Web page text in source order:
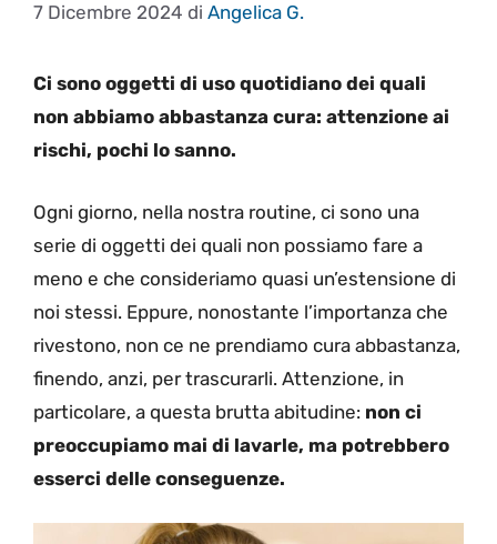
7 Dicembre 2024 di Angelica G.
Ci sono oggetti di uso quotidiano dei quali
non abbiamo abbastanza cura: attenzione ai
rischi, pochi lo sanno.
Ogni giorno, nella nostra routine, ci sono una
serie di oggetti dei quali non possiamo fare a
meno e che consideriamo quasi un’estensione di
noi stessi. Eppure, nonostante l’importanza che
rivestono, non ce ne prendiamo cura abbastanza,
finendo, anzi, per trascurarli. Attenzione, in
particolare, a questa brutta abitudine: non ci
preoccupiamo mai di lavarle, ma potrebbero
esserci delle conseguenze.